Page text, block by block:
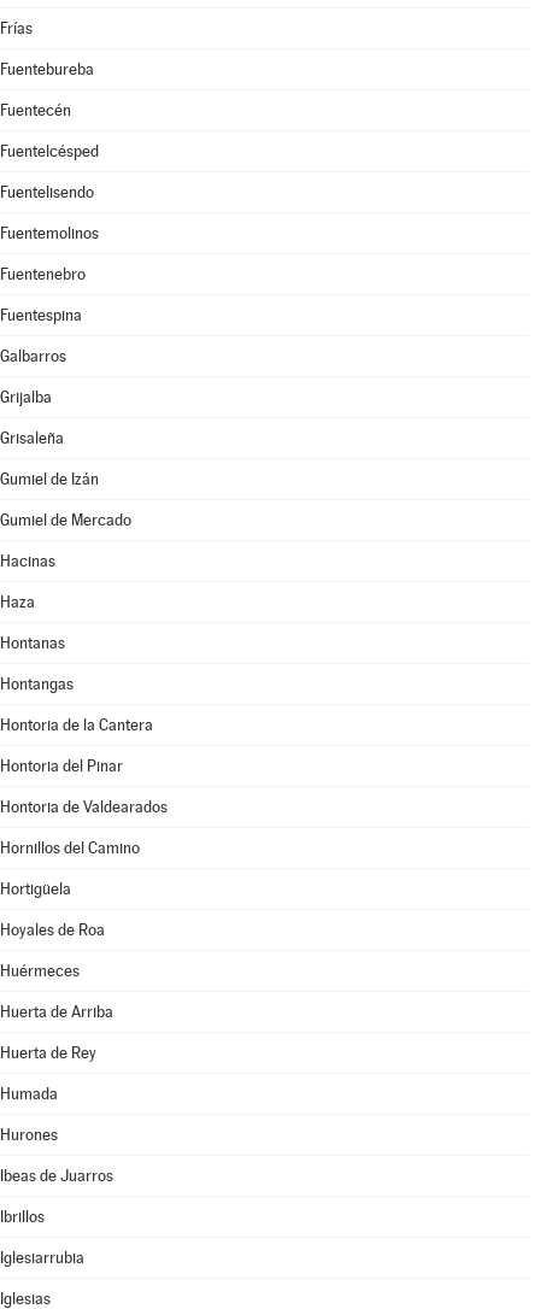
Frías
Fuentebureba
Fuentecén
Fuentelcésped
Fuentelisendo
Fuentemolinos
Fuentenebro
Fuentespina
Galbarros
Grijalba
Grisaleña
Gumiel de Izán
Gumiel de Mercado
Hacinas
Haza
Hontanas
Hontangas
Hontoria de la Cantera
Hontoria del Pinar
Hontoria de Valdearados
Hornillos del Camino
Hortigüela
Hoyales de Roa
Huérmeces
Huerta de Arriba
Huerta de Rey
Humada
Hurones
Ibeas de Juarros
Ibrillos
Iglesiarrubia
Iglesias